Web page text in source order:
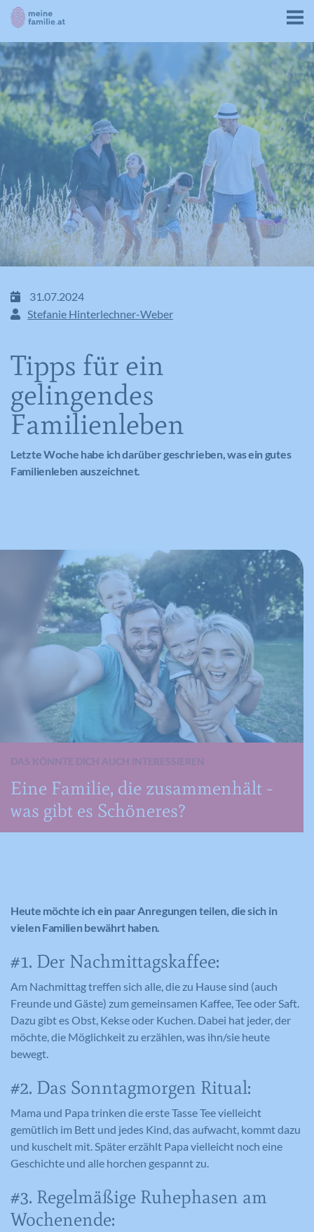
31.07.2024
Stefanie Hinterlechner-Weber
Tipps für ein
gelingendes
Familienleben
Letzte Woche habe ich darüber geschrieben, was ein gutes
Familienleben auszeichnet.
DAS KÖNNTE DICH AUCH INTERESSIEREN
Eine Familie, die zusammenhält -
was gibt es Schöneres?
Heute möchte ich ein paar Anregungen teilen, die sich in
vielen Familien bewährt haben.
#1. Der Nachmittagskaffee:
Am Nachmittag treffen sich alle, die zu Hause sind (auch
Freunde und Gäste) zum gemeinsamen Kaffee, Tee oder Saft.
Dazu gibt es Obst, Kekse oder Kuchen. Dabei hat jeder, der
möchte, die Möglichkeit zu erzählen, was ihn/sie heute
bewegt.
#2. Das Sonntagmorgen Ritual:
Mama und Papa trinken die erste Tasse Tee vielleicht
gemütlich im Bett und jedes Kind, das aufwacht, kommt dazu
und kuschelt mit. Später erzählt Papa vielleicht noch eine
Geschichte und alle horchen gespannt zu.
#3. Regelmäßige Ruhephasen am
Wochenende: